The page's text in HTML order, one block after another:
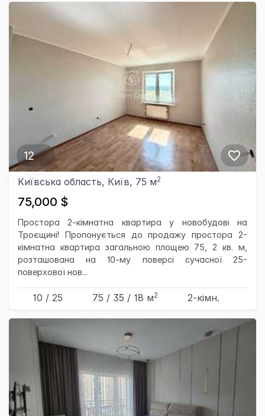
12
Київська область, Київ, 75 м2
75,000 $
Простора 2-кімнатна квартира у новобудові на
Троєщині! Пропонується до продажу простора 2-
кімнатна квартира загальною площею 75, 2 кв. м,
розташована на 10-му поверсі сучасної 25-
поверхової нов...
10 / 25 75 / 35 / 18 м2 2-кімн.